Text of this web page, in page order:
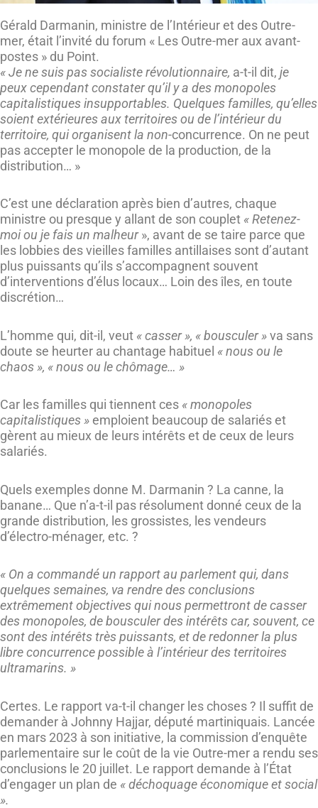
Gérald Darmanin, ministre de l’Intérieur et des Outre-
mer, était l’invité du forum « Les Outre-mer aux avant-
postes » du Point.
« Je ne suis pas socialiste révolutionnaire, a-t-il dit, je
peux cependant constater qu’il y a des monopoles
capitalistiques insupportables. Quelques familles, qu’elles
soient extérieures aux territoires ou de l’intérieur du
territoire, qui organisent la non-concurrence. On ne peut
pas accepter le monopole de la production, de la
distribution… »
C’est une déclaration après bien d’autres, chaque
ministre ou presque y allant de son couplet « Retenez-
moi ou je fais un malheur», avant de se taire parce que
les lobbies des vieilles familles antillaises sont d’autant
plus puissants qu’ils s’accompagnent souvent
d’interventions d’élus locaux… Loin des îles, en toute
discrétion…
L’homme qui, dit-il, veut « casser », « bousculer »va sans
doute se heurter au chantage habituel « nous ou le
chaos », « nous ou le chômage… »
Car les familles qui tiennent ces « monopoles
capitalistiques » emploient beaucoup de salariés et
gèrent au mieux de leurs intérêts et de ceux de leurs
salariés.
Quels exemples donne M. Darmanin ? La canne, la
banane… Que n’a-t-il pas résolument donné ceux de la
grande distribution, les grossistes, les vendeurs
d’électro-ménager, etc. ?
« On a commandé un rapport au parlement qui, dans
quelques semaines, va rendre des conclusions
extrêmement objectives qui nous permettront de casser
des monopoles, de bousculer des intérêts car, souvent, ce
sont des intérêts très puissants, et de redonner la plus
libre concurrence possible à l’intérieur des territoires
ultramarins. »
Certes. Le rapport va-t-il changer les choses ? Il suffit de
demander à Johnny Hajjar, député martiniquais. Lancée
en mars 2023 à son initiative, la commission d’enquête
parlementaire sur le coût de la vie Outre-mer a rendu ses
conclusions le 20 juillet. Le rapport demande à l’État
d’engager un plan de « déchoquage économique et social
».